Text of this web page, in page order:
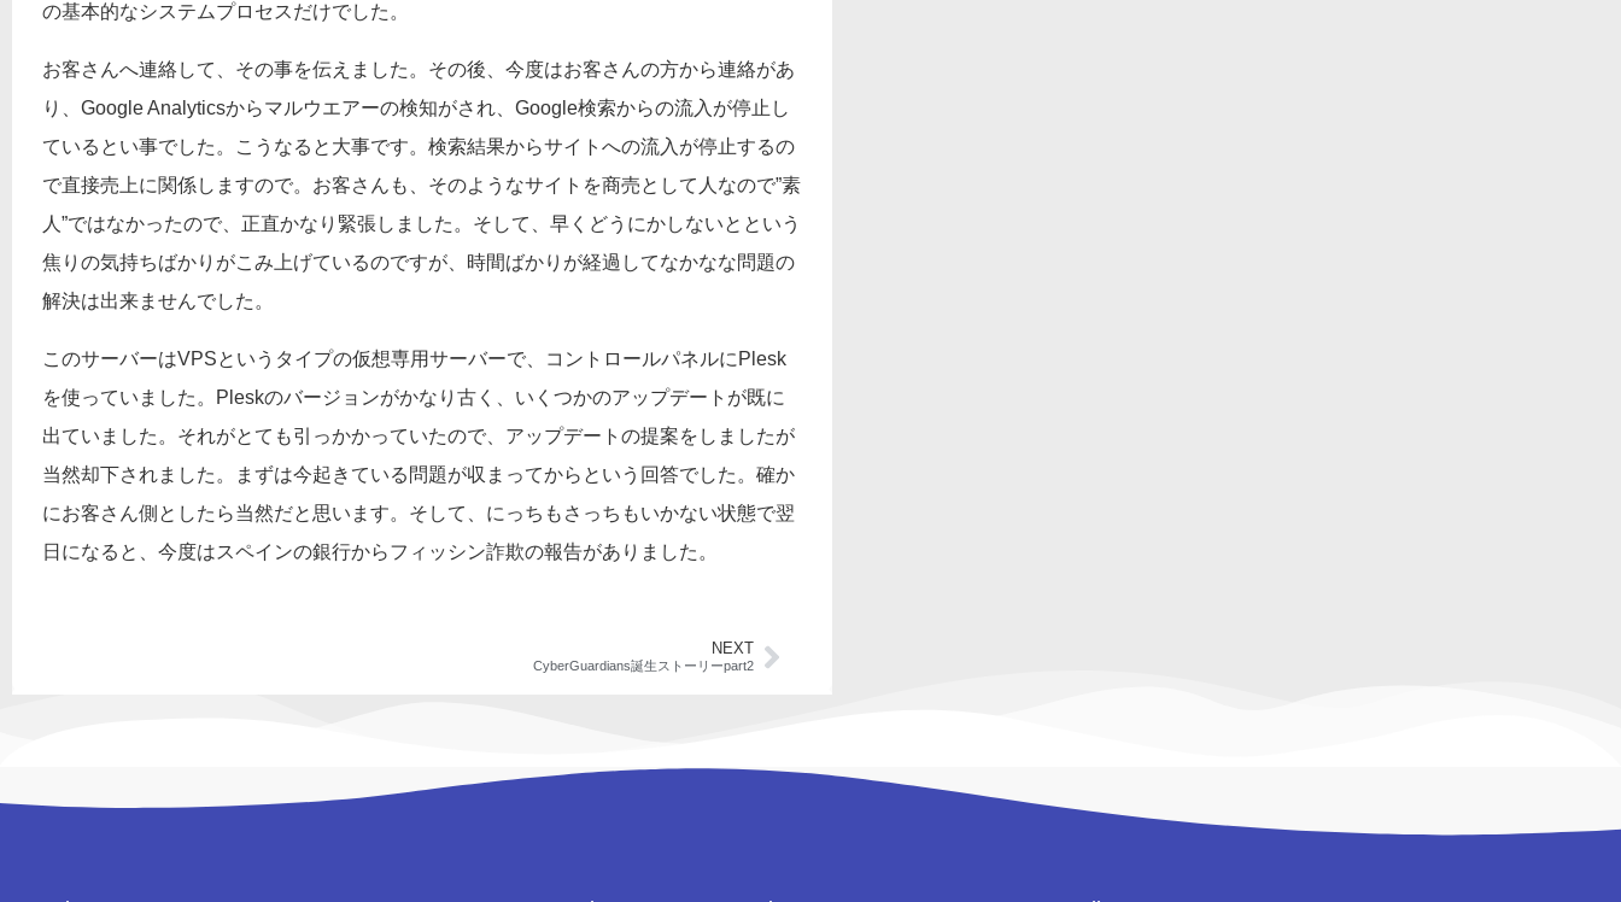
の基本的なシステムプロセスだけでした。
お客さんへ連絡して、その事を伝えました。その後、今度はお客さんの方から連絡があ
り、Google Analyticsからマルウエアーの検知がされ、Google検索からの流入が停止し
ているとい事でした。こうなると大事です。検索結果からサイトへの流入が停止するの
で直接売上に関係しますので。お客さんも、そのようなサイトを商売として人なので”素
人”ではなかったので、正直かなり緊張しました。そして、早くどうにかしないとという
焦りの気持ちばかりがこみ上げているのですが、時間ばかりが経過してなかなな問題の
解決は出来ませんでした。
このサーバーはVPSというタイプの仮想専用サーバーで、コントロールパネルにPlesk
を使っていました。Pleskのバージョンがかなり古く、いくつかのアップデートが既に
出ていました。それがとても引っかかっていたので、アップデートの提案をしましたが
当然却下されました。まずは今起きている問題が収まってからという回答でした。確か
にお客さん側としたら当然だと思います。そして、にっちもさっちもいかない状態で翌
日になると、今度はスペインの銀行からフィッシン詐欺の報告がありました。
NEXT
CyberGuardians誕生ストーリーpart2